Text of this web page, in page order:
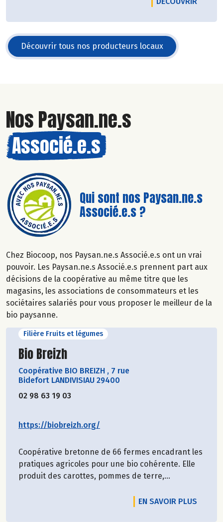
Découvrir tous nos producteurs locaux
Nos Paysan.ne.s
Associé.e.s
Qui sont nos Paysan.ne.s
Associé.e.s ?
Chez Biocoop, nos Paysan.ne.s Associé.e.s ont un vrai
pouvoir. Les Paysan.ne.s Associé.e.s prennent part aux
décisions de la coopérative au même titre que les
magasins, les associations de consommateurs et les
sociétaires salariés pour vous proposer le meilleur de la
bio paysanne.
Filière Fruits et légumes
Découvrir le producteur
Bio Breizh
Coopérative BIO BREIZH , 7 rue
Bidefort LANDIVISIAU 29400
02 98 63 19 03
https://biobreizh.org/
Coopérative bretonne de 66 fermes encadrant les
pratiques agricoles pour une bio cohérente. Elle
produit des carottes, pommes de terre,...
EN SAVOIR PLUS